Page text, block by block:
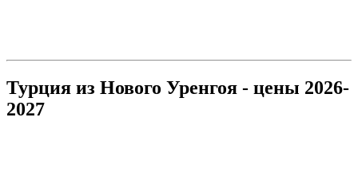
Турция из Нового Уренгоя - цены 2026-
2027